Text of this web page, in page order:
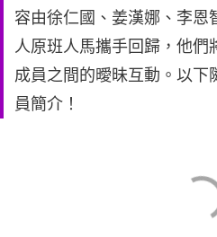
容由徐仁國、姜漢娜、李
人原班人馬攜手回歸，他們
成員之間的曖昧互動。以下
員簡介！